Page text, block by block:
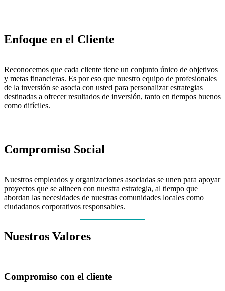
Enfoque en el Cliente
Reconocemos que cada cliente tiene un conjunto único de objetivos
y metas financieras. Es por eso que nuestro equipo de profesionales
de la inversión se asocia con usted para personalizar estrategias
destinadas a ofrecer resultados de inversión, tanto en tiempos buenos
como difíciles.
Compromiso Social
Nuestros empleados y organizaciones asociadas se unen para apoyar
proyectos que se alineen con nuestra estrategia, al tiempo que
abordan las necesidades de nuestras comunidades locales como
ciudadanos corporativos responsables.
Nuestros Valores
Compromiso con el cliente